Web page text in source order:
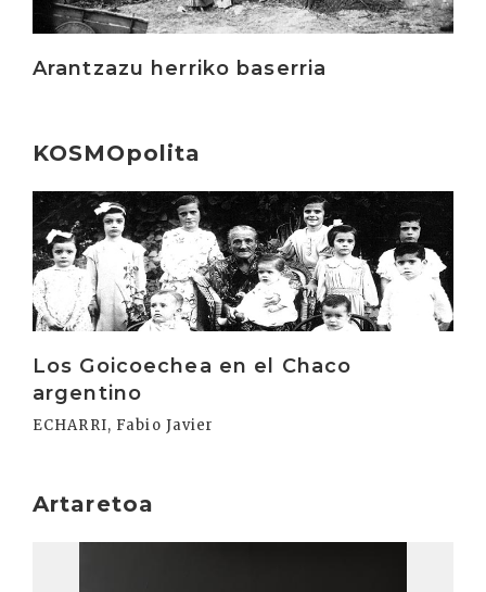
Arantzazu herriko baserria
KOSMOpolita
Los Goicoechea en el Chaco
argentino
ECHARRI, Fabio Javier
Irakurri
Artaretoa